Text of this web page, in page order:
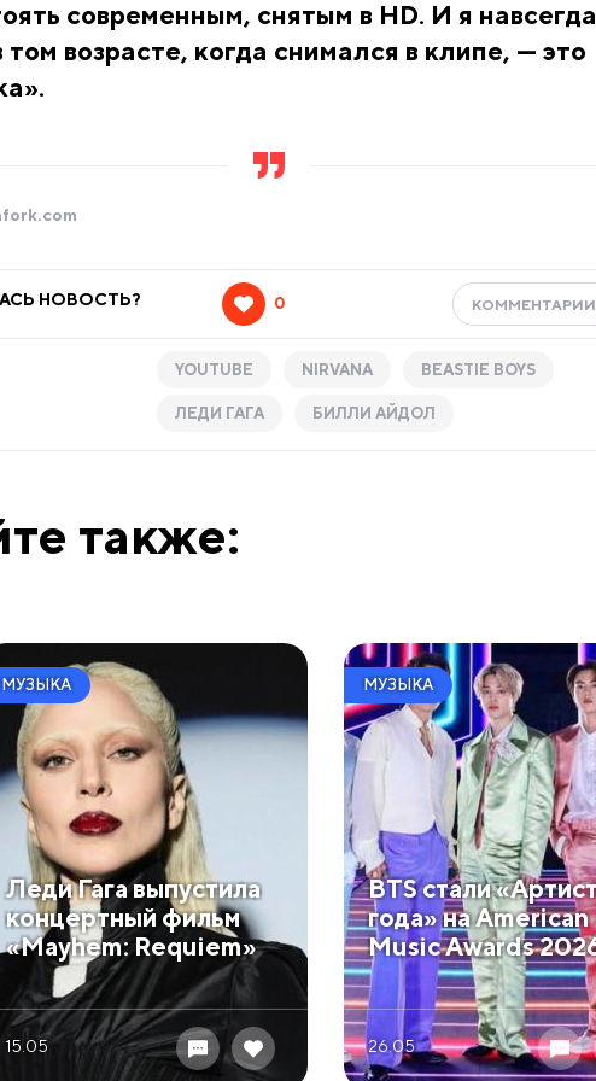
современным, снятым в HD. И я навсегда
том возрасте, когда снимался в клипе, — это
НОВОСТЬ? 0 КОММЕНТАРИИ
YOUTUBE NIRVANA BEASTIE BOYS
ЛЕДИ ГАГА БИЛЛИ АЙДОЛ
также:
МУЗЫКА
Леди Гага выпустила
концертный фильм
«Mayhem: Requiem»
15.05
МУЗЫКА
BTS стали
года» на American
Music Awards
26.05